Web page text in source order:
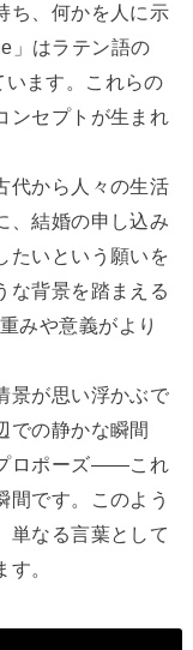
ち、何かを人に示
」はラテン語の
います。これらの
ンセプトが生まれ
代から人々の生活
、結婚の申し込み
たいという願いを
な背景を踏まえる
みや意義がより
景が思い浮かぶで
での静かな瞬間
ロポーズ――これ
間です。このよう
単なる言葉として
。